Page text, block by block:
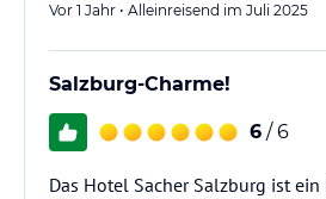
Vor 1 Jahr • Alleinreisend im Juli 2025
Salzburg-Charme!
6 / 6
Das Hotel Sacher Salzburg ist